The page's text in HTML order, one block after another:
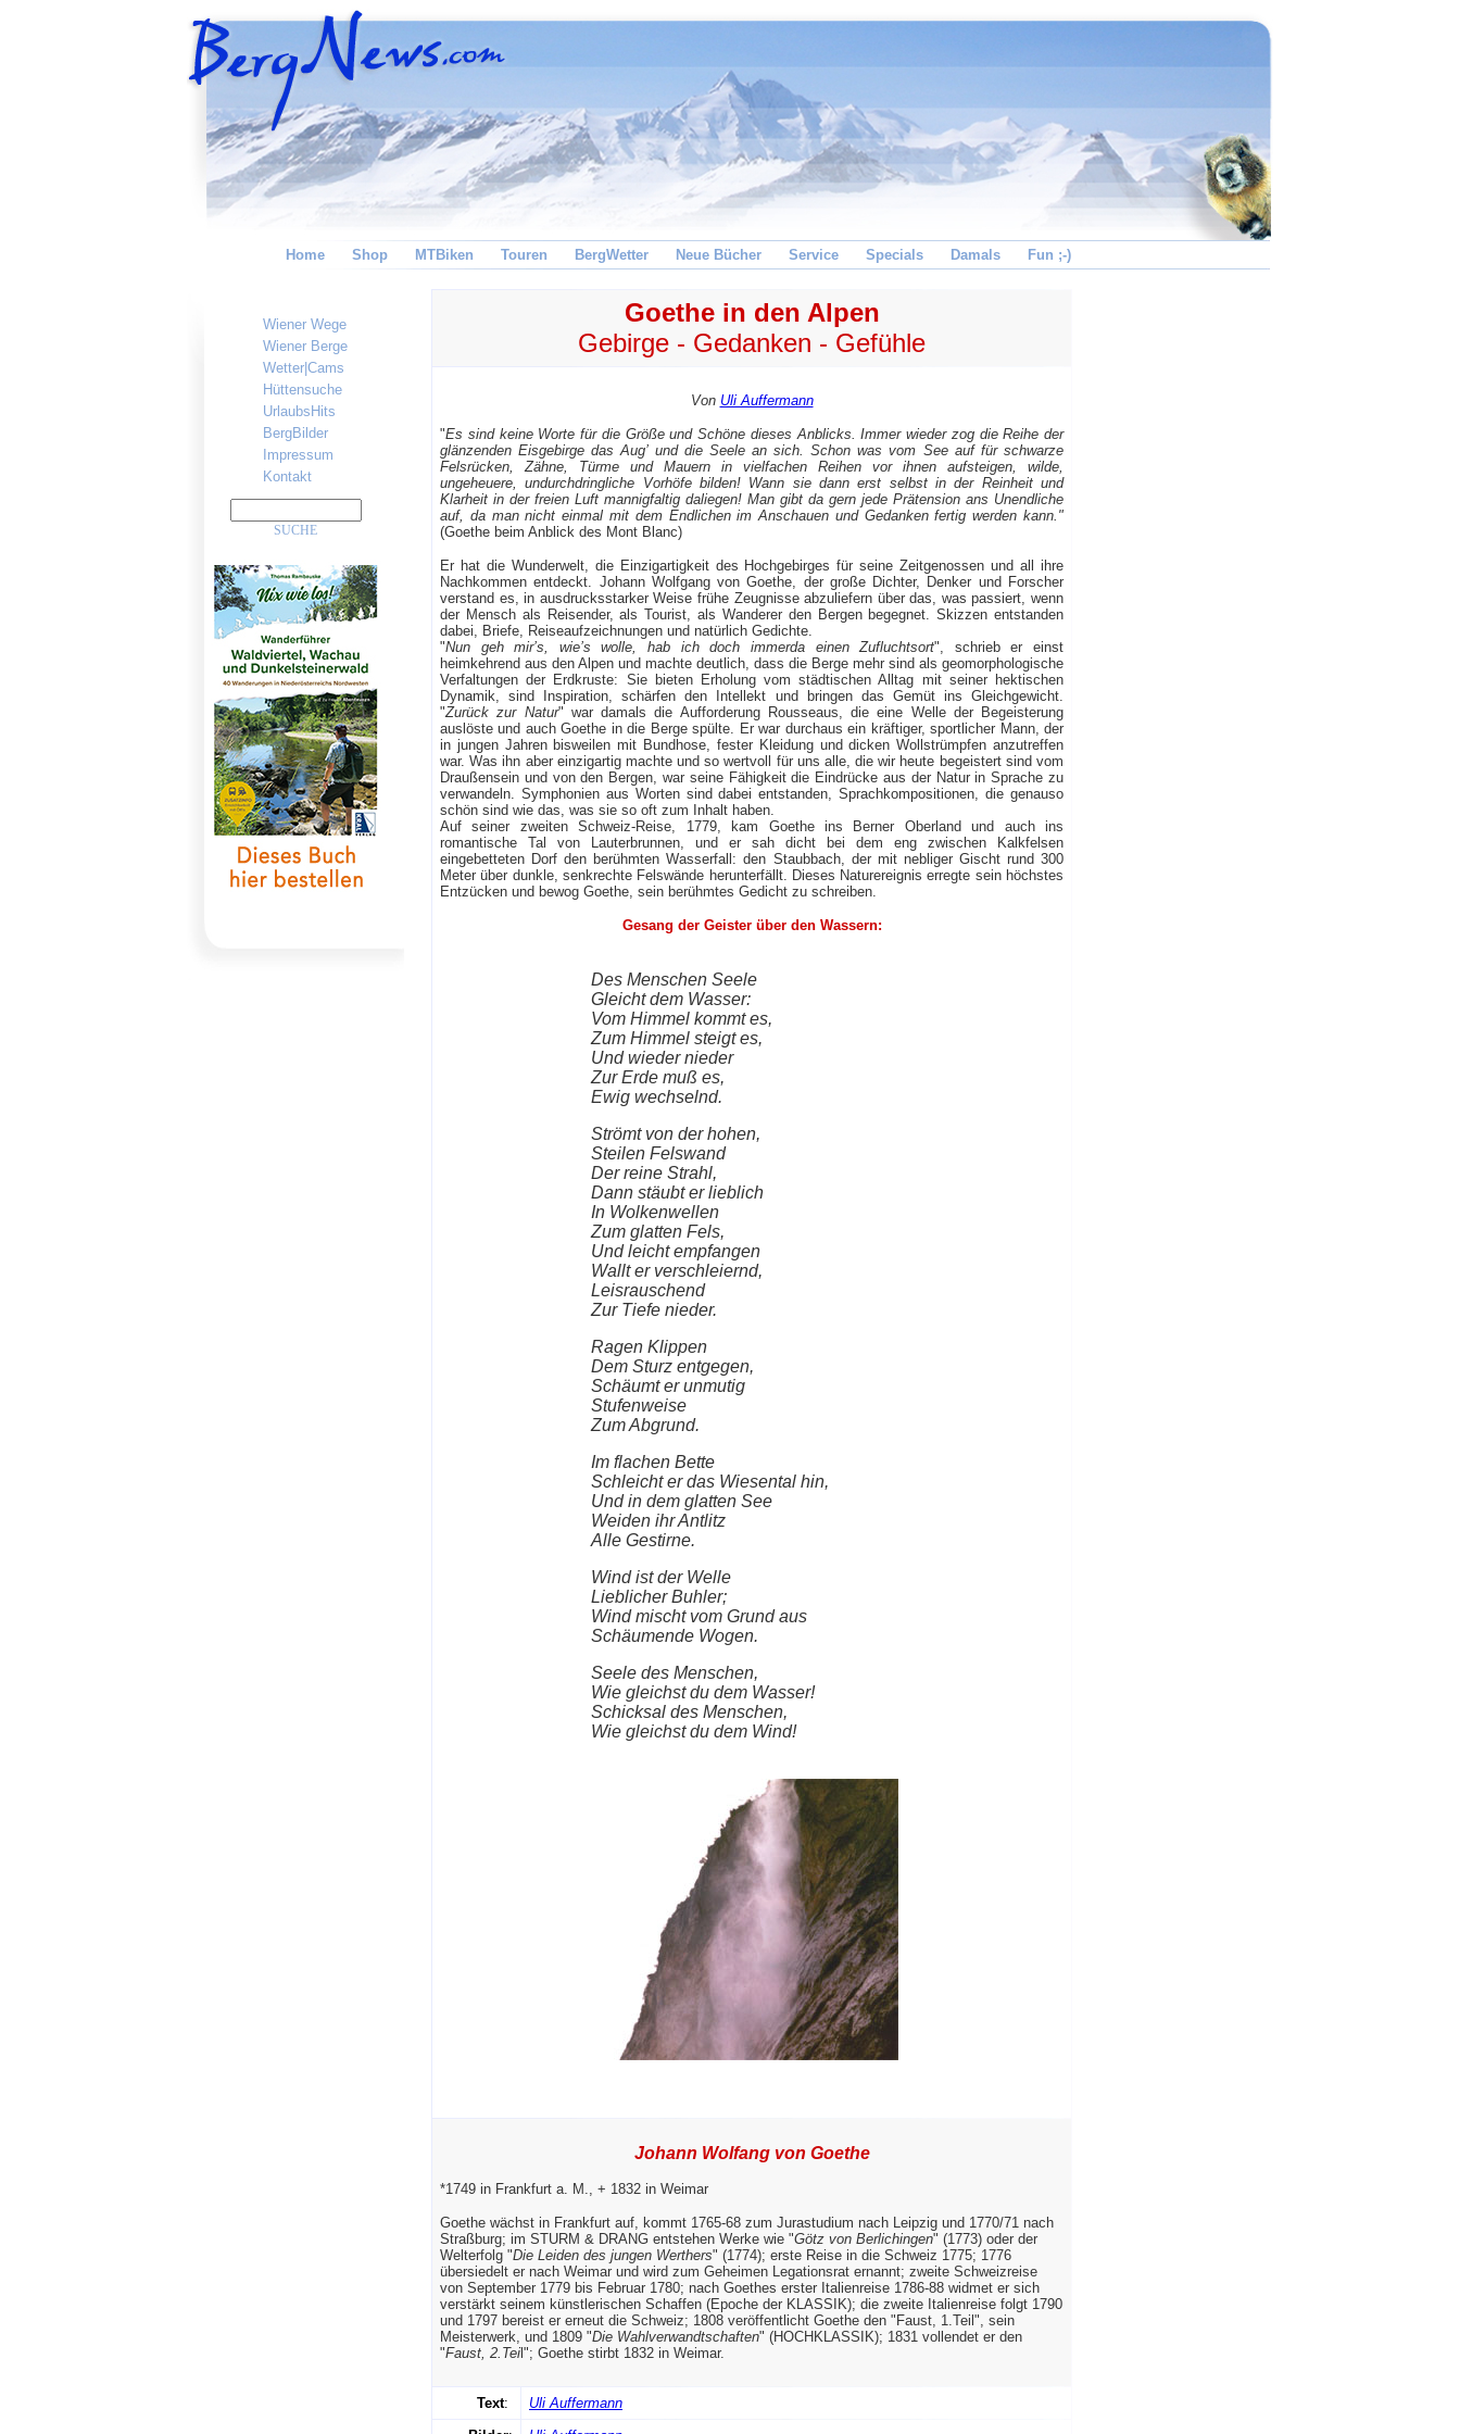
Home Shop MTBiken Touren BergWetter Neue Bücher Service Specials Damals Fun ;-)
Wiener Wege
Wiener Berge
Wetter|Cams
Hüttensuche
UrlaubsHits
BergBilder
Impressum
Kontakt
Goethe in den Alpen
Gebirge - Gedanken - Gefühle
Von Uli Auffermann
"Es sind keine Worte für die Größe und Schöne dieses Anblicks. Immer wieder zog die Reihe der
glänzenden Eisgebirge das Aug’ und die Seele an sich. Schon was vom See auf für schwarze
Felsrücken, Zähne, Türme und Mauern in vielfachen Reihen vor ihnen aufsteigen, wilde,
ungeheuere, undurchdringliche Vorhöfe bilden! Wann sie dann erst selbst in der Reinheit und
Klarheit in der freien Luft mannigfaltig daliegen! Man gibt da gern jede Prätension ans Unendliche
auf, da man nicht einmal mit dem Endlichen im Anschauen und Gedanken fertig werden kann."
(Goethe beim Anblick des Mont Blanc)
Er hat die Wunderwelt, die Einzigartigkeit des Hochgebirges für seine Zeitgenossen und all ihre
Nachkommen entdeckt. Johann Wolfgang von Goethe, der große Dichter, Denker und Forscher
verstand es, in ausdrucksstarker Weise frühe Zeugnisse abzuliefern über das, was passiert, wenn
der Mensch als Reisender, als Tourist, als Wanderer den Bergen begegnet. Skizzen entstanden
dabei, Briefe, Reiseaufzeichnungen und natürlich Gedichte.
"Nun geh mir’s, wie’s wolle, hab ich doch immerda einen Zufluchtsort", schrieb er einst
heimkehrend aus den Alpen und machte deutlich, dass die Berge mehr sind als geomorphologische
Verfaltungen der Erdkruste: Sie bieten Erholung vom städtischen Alltag mit seiner hektischen
Dynamik, sind Inspiration, schärfen den Intellekt und bringen das Gemüt ins Gleichgewicht.
"Zurück zur Natur" war damals die Aufforderung Rousseaus, die eine Welle der Begeisterung
auslöste und auch Goethe in die Berge spülte. Er war durchaus ein kräftiger, sportlicher Mann, der
in jungen Jahren bisweilen mit Bundhose, fester Kleidung und dicken Wollstrümpfen anzutreffen
war. Was ihn aber einzigartig machte und so wertvoll für uns alle, die wir heute begeistert sind vom
Draußensein und von den Bergen, war seine Fähigkeit die Eindrücke aus der Natur in Sprache zu
verwandeln. Symphonien aus Worten sind dabei entstanden, Sprachkompositionen, die genauso
schön sind wie das, was sie so oft zum Inhalt haben.
Auf seiner zweiten Schweiz-Reise, 1779, kam Goethe ins Berner Oberland und auch ins
romantische Tal von Lauterbrunnen, und er sah dicht bei dem eng zwischen Kalkfelsen
eingebetteten Dorf den berühmten Wasserfall: den Staubbach, der mit nebliger Gischt rund 300
Meter über dunkle, senkrechte Felswände herunterfällt. Dieses Naturereignis erregte sein höchstes
Entzücken und bewog Goethe, sein berühmtes Gedicht zu schreiben.
Gesang der Geister über den Wassern:
Des Menschen Seele
Gleicht dem Wasser:
Vom Himmel kommt es,
Zum Himmel steigt es,
Und wieder nieder
Zur Erde muß es,
Ewig wechselnd.
Strömt von der hohen,
Steilen Felswand
Der reine Strahl,
Dann stäubt er lieblich
In Wolkenwellen
Zum glatten Fels,
Und leicht empfangen
Wallt er verschleiernd,
Leisrauschend
Zur Tiefe nieder.
Ragen Klippen
Dem Sturz entgegen,
Schäumt er unmutig
Stufenweise
Zum Abgrund.
Im flachen Bette
Schleicht er das Wiesental hin,
Und in dem glatten See
Weiden ihr Antlitz
Alle Gestirne.
Wind ist der Welle
Lieblicher Buhler;
Wind mischt vom Grund aus
Schäumende Wogen.
Seele des Menschen,
Wie gleichst du dem Wasser!
Schicksal des Menschen,
Wie gleichst du dem Wind!
Johann Wolfang von Goethe
*1749 in Frankfurt a. M., + 1832 in Weimar
Goethe wächst in Frankfurt auf, kommt 1765-68 zum Jurastudium nach Leipzig und 1770/71 nach
Straßburg; im STURM & DRANG entstehen Werke wie "Götz von Berlichingen" (1773) oder der
Welterfolg "Die Leiden des jungen Werthers" (1774); erste Reise in die Schweiz 1775; 1776
übersiedelt er nach Weimar und wird zum Geheimen Legationsrat ernannt; zweite Schweizreise
von September 1779 bis Februar 1780; nach Goethes erster Italienreise 1786-88 widmet er sich
verstärkt seinem künstlerischen Schaffen (Epoche der KLASSIK); die zweite Italienreise folgt 1790
und 1797 bereist er erneut die Schweiz; 1808 veröffentlicht Goethe den "Faust, 1.Teil", sein
Meisterwerk, und 1809 "Die Wahlverwandtschaften" (HOCHKLASSIK); 1831 vollendet er den
"Faust, 2.Tei l"; Goethe stirbt 1832 in Weimar.
Text:
Uli Auffermann